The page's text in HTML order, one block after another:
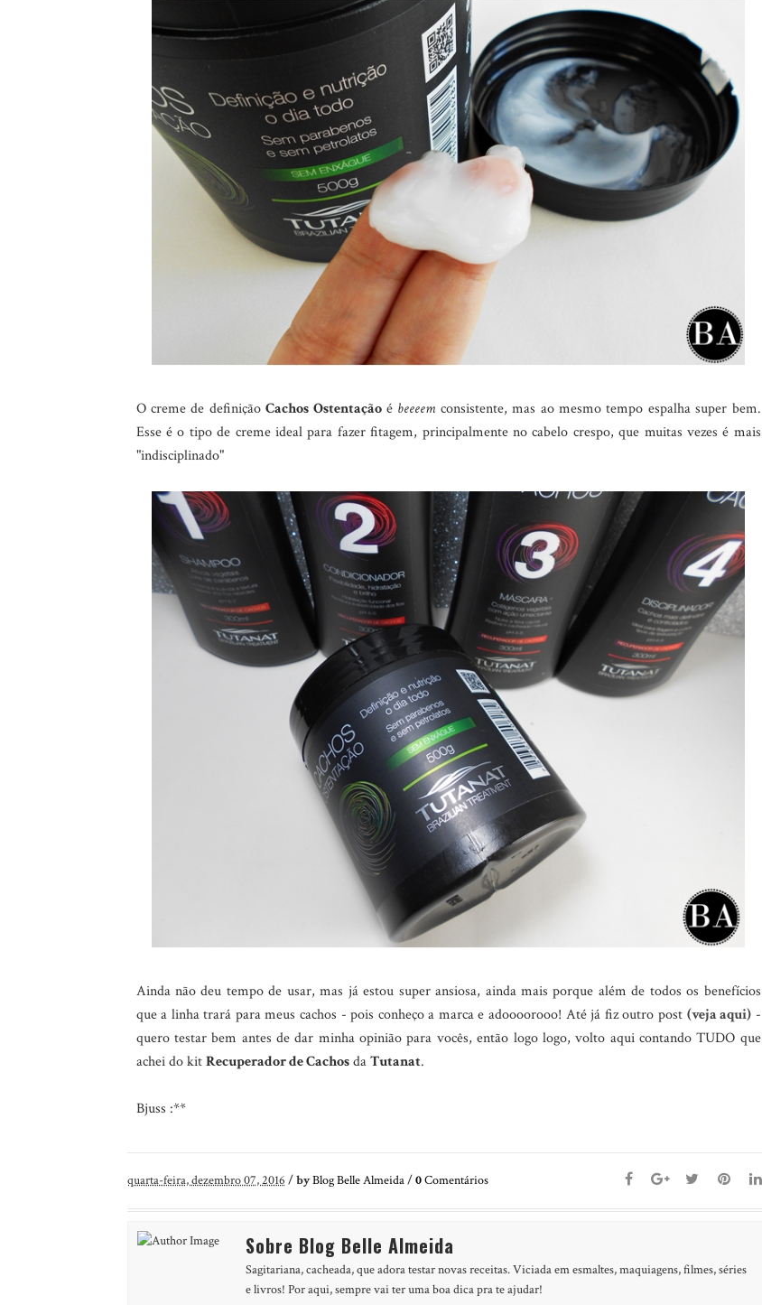
O creme de definiçãoCachos Ostentaçãoé beeeemconsistente, mas ao mesmo tempo espalha super bem.
Esse é o tipo de creme ideal para fazer fitagem, principalmente no cabelo crespo, que muitas vezes é mais
"indisciplinado"
Ainda não deu tempo de usar, mas já estou super ansiosa, ainda mais porque além de todos os benefícios
que a linha trará para meus cachos - pois conheço a marca e adoooorooo! Até já fiz outro post (veja aqui) -
quero testar bem antes de dar minha opinião para vocês, então logo logo, volto aqui contando TUDO que
achei do kitRecuperador de CachosdaTutanat.
Bjuss :**
quarta-feira, dezembro 07, 2016 /byBlog Belle Almeida/0Comentários
Sobre Blog Belle Almeida
Sagitariana, cacheada, que adora testar novas receitas. Viciada em esmaltes, maquiagens, filmes, séries
e livros! Por aqui, sempre vai ter uma boa dica pra te ajudar!